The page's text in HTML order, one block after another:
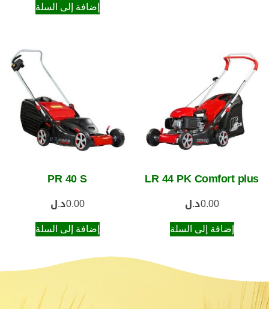
إضافة إلى السلة
LR 44 PK Comfort plus
0.00د.ل
إضافة إلى السلة
PR 40 S
0.00د.ل
إضافة إلى السلة